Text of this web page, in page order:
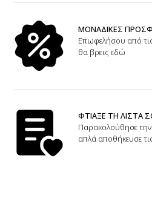
ΜΟΝΑΔΙΚΕΣ
Επωφελήσου από
θα βρεις εδώ
ΦΤΙΑΞΕ ΤΗ ΛΙΣΤΑ
Παρακολούθησε την
απλά αποθήκευσε